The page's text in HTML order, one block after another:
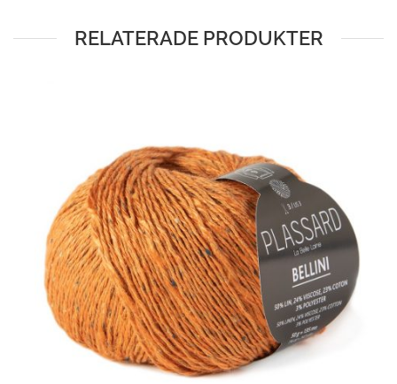
RELATERADE PRODUKTER